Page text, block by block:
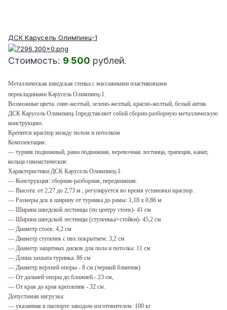
ДСК Карусель Олимпиец-1
Стоимость: 9 500 рублей.
Металлическая шведская стенка с массажными пластиковыми
перекладинами Карусель Олимпиец-1.
Возможные цвета: сине-желтый, зелено-желтый, красно-желтый, белый антик
ДСК Карусель Олимпиец-1представляет собой сборно-разборную металлическую
конструкцию.
Крепится враспор между полом и потолком
Комплектация:
— турник подвижный, рама подвижная, веревочная лестница, трапеция, канат,
кольца гимнастические.
Характеристики ДСК Карусель Олимпиец-1:
— Конструкция: сборная-разборная, передвижная.
— Высота: от 2,27 до 2,73 м , регулируется во время установки враспор.
— Размеры дск в ширину от турника до рамы: 1,18 х 0,86 м
— Ширина шведской лестницы (по центру стоек)- 41 см
— Ширина шведской лестницы (ступенька+стойки)- 45,2 см
— Диаметр стоек: 4,2 см
— Диаметр ступенек с пвх покрытием: 3,2 см
— Диаметр защитных дисков для пола и потолка: 11 см
— Длина захвата турника: 86 см
— Диаметр верхней опоры - 8 cм.(черный блинчик)
— От дальней опоры до ближней - 23 cм,
— От края до края крепления - 32 cм.
Допустимая нагрузка:
— указанная в паспорте заводом-изготовителем: 100 кг